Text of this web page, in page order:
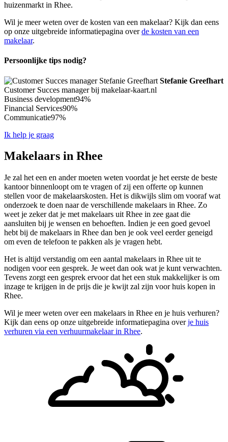
huizenmarkt in Rhee.
Wil je meer weten over de kosten van een makelaar? Kijk dan eens
op onze uitgebreide informatiepagina overde kosten van een
makelaar.
Persoonlijke tips nodig?
Stefanie Greefhart
Customer Succes manager bij makelaar-kaart.nl
Business development94%
Financial Services90%
Communicatie97%
Ik help je graag
Makelaars in Rhee
Je zal het een en ander moeten weten voordat je het eerste de beste
kantoor binnenloopt om te vragen of zij een offerte op kunnen
stellen voor de makelaarskosten. Het is dikwijls slim om vooraf wat
onderzoek te doen naar de verschillende makelaars in Rhee. Zo
weet je zeker dat je met makelaars uit Rhee in zee gaat die
aansluiten bij je wensen en behoeften. Indien je een goed gevoel
hebt bij de makelaars in Rhee dan ben je ook veel eerder geneigd
om even de telefoon te pakken als je vragen hebt.
Het is altijd verstandig om een aantal makelaars in Rhee uit te
nodigen voor een gesprek. Je weet dan ook wat je kunt verwachten.
Tevens zorgt een gesprek ervoor dat het een stuk makkelijker is om
inzage te krijgen in de prijs die je kwijt zal zijn voor huis kopen in
Rhee.
Wil je meer weten over een makelaars in Rhee en je huis verhuren?
Kijk dan eens op onze uitgebreide informatiepagina overje huis
verhuren via een verhuurmakelaar in Rhee.